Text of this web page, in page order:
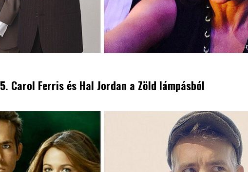
5. Carol Ferris és Hal Jordan a Zöld lámpásból